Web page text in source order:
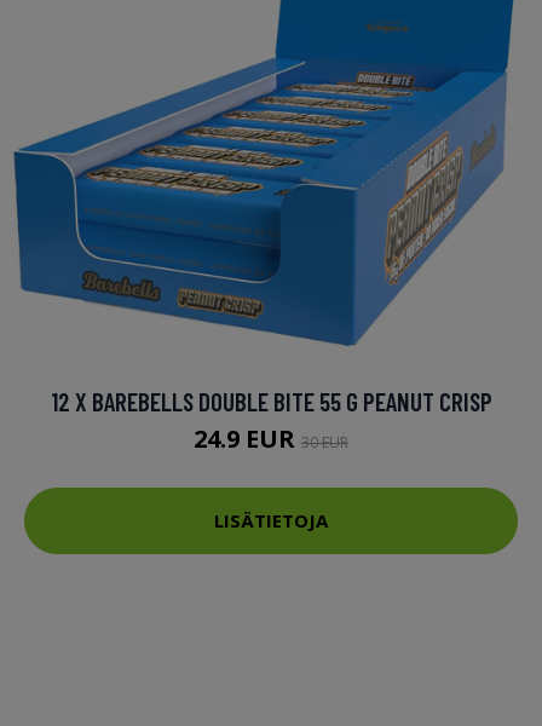
12 X BAREBELLS DOUBLE BITE 55 G PEANUT CRISP
24.9 EUR 30 EUR
LISÄTIETOJA